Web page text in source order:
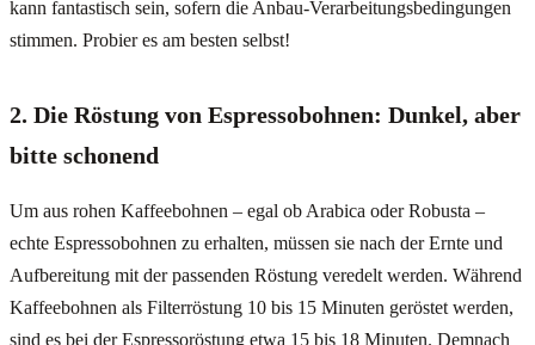
kann fantastisch sein, sofern die Anbau-Verarbeitungsbedingungen
stimmen. Probier es am besten selbst!
2. Die Röstung von Espressobohnen: Dunkel, aber
bitte schonend
Um aus rohen Kaffeebohnen – egal ob Arabica oder Robusta –
echte Espressobohnen zu erhalten, müssen sie nach der Ernte und
Aufbereitung mit der passenden Röstung veredelt werden. Während
Kaffeebohnen als Filterröstung 10 bis 15 Minuten geröstet werden,
sind es bei der Espressoröstung etwa 15 bis 18 Minuten. Demnach